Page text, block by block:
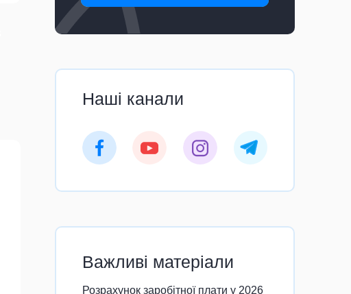
Наші канали
Важливі матеріали
Розрахунок заробітної плати у 2026